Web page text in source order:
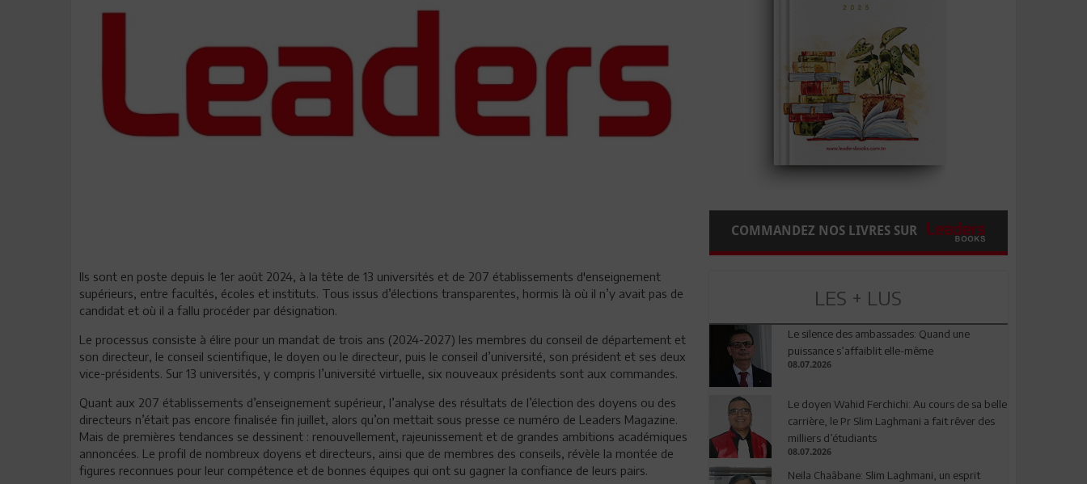
Ils sont en poste depuis le 1er août 2024, à la tête de 13 universités et de 207 établissements d'enseignement
supérieurs, entre facultés, écoles et instituts. Tous issus d’élections transparentes, hormis là où il n’y avait pas de
candidat et où il a fallu procéder par désignation.
Le processus consiste à élire pour un mandat de trois ans (2024-2027) les membres du conseil de département et
son directeur, le conseil scientifique, le doyen ou le directeur, puis le conseil d’université, son président et ses deux
vice-présidents. Sur 13 universités, y compris l’université virtuelle, six nouveaux présidents sont aux commandes.
Quant aux 207 établissements d’enseignement supérieur, l’analyse des résultats de l’élection des doyens ou des
directeurs n’était pas encore finalisée fin juillet, alors qu’on mettait sous presse ce numéro de Leaders Magazine.
Mais de premières tendances se dessinent : renouvellement, rajeunissement et de grandes ambitions académiques
annoncées. Le profil de nombreux doyens et directeurs, ainsi que de membres des conseils, révèle la montée de
figures reconnues pour leur compétence et de bonnes équipes qui ont su gagner la confiance de leurs pairs.
COMMANDEZ NOS LIVRES SUR
LES + LUS
Le silence des ambassades: Quand une
puissance s’affaiblit elle-même
08.07.2026
Le doyen Wahid Ferchichi: Au cours de sa belle
carrière, le Pr Slim Laghmani a fait rêver des
milliers d’étudiants
08.07.2026
Neila Chaâbane: Slim Laghmani, un esprit